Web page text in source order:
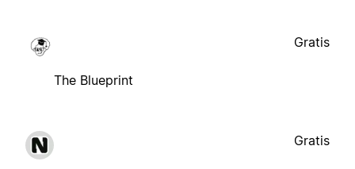
The Blueprint
Gratis
Gratis